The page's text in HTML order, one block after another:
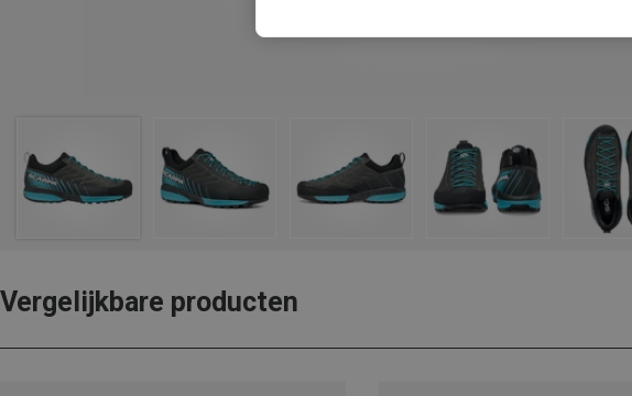
Vergelijkbare producten